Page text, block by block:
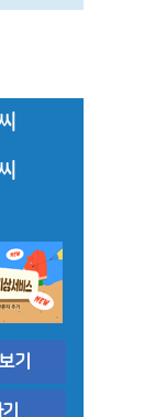
레길
기
·직원
오시는 길